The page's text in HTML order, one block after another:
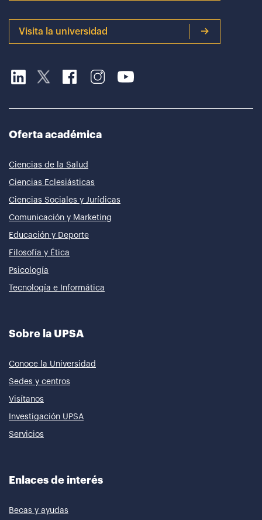
Visita la universidad
Oferta académica
Ciencias de la Salud
Ciencias Eclesiásticas
Ciencias Sociales y Jurídicas
Comunicación y Marketing
Educación y Deporte
Filosofía y Ética
Psicología
Tecnología e Informática
Sobre la UPSA
Conoce la Universidad
Sedes y centros
Visítanos
Investigación UPSA
Servicios
Enlaces de interés
Becas y ayudas